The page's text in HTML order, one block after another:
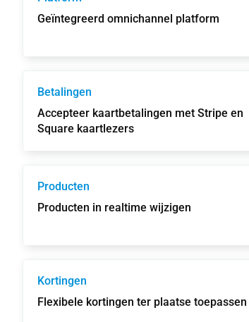
Geïntegreerd omnichannel platform
Betalingen
Accepteer kaartbetalingen met Stripe en
Square kaartlezers
Producten
Producten in realtime wijzigen
Kortingen
Flexibele kortingen ter plaatse toepassen